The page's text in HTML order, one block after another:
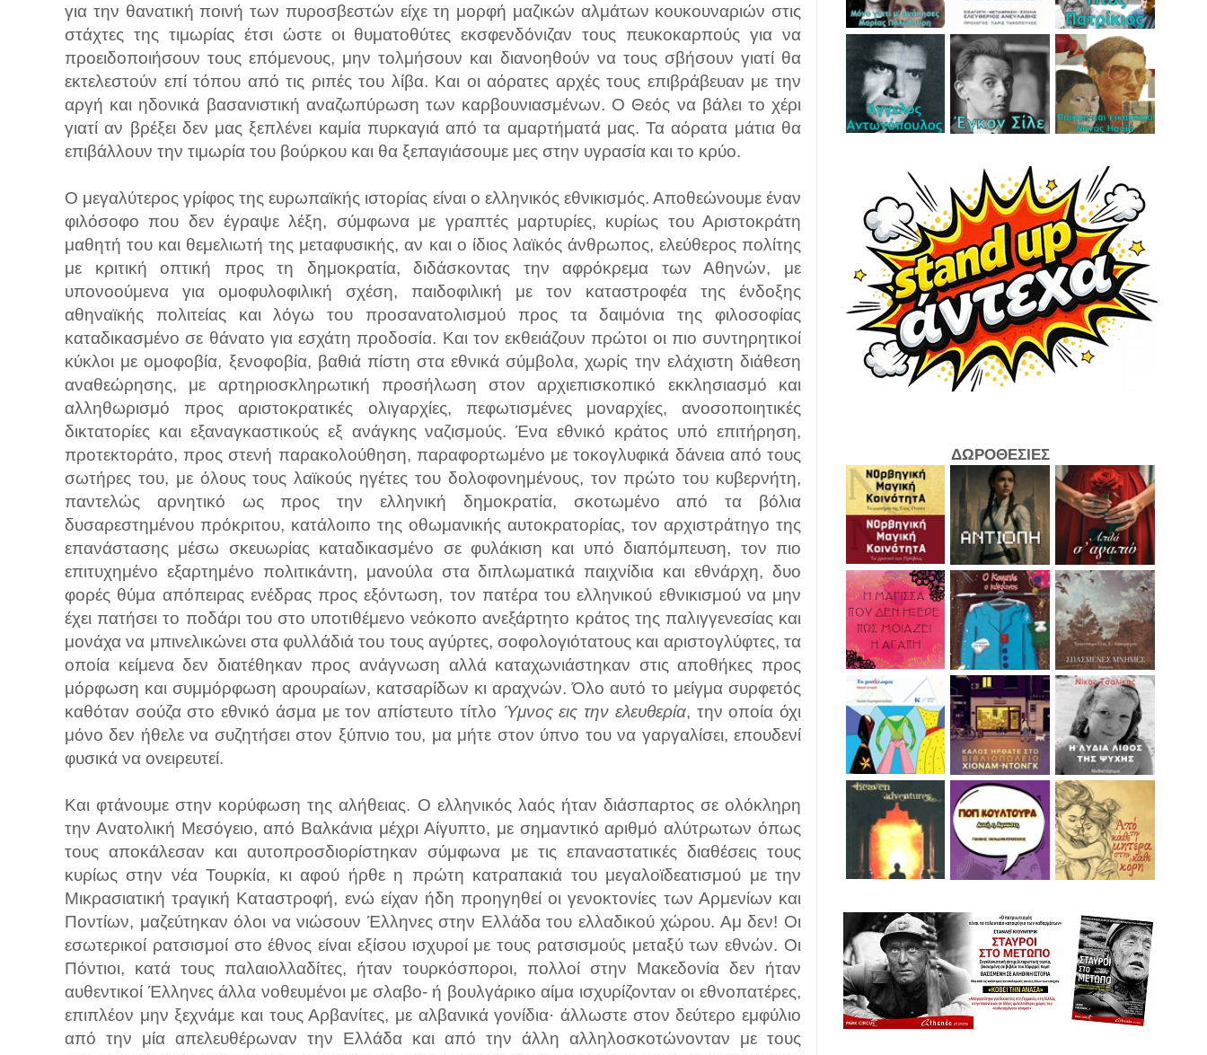
για την θανατική ποινή των πυροσβεστών είχε τη μορφή μαζικών αλμάτων κουκουναριών στις
στάχτες της τιμωρίας έτσι ώστε οι θυματοθύτες εκσφενδόνιζαν τους πευκοκαρπούς για να
προειδοποιήσουν τους επόμενους, μην τολμήσουν και διανοηθούν να τους σβήσουν γιατί θα
εκτελεστούν επί τόπου από τις ριπές του λίβα. Και οι αόρατες αρχές τους επιβράβευαν με την
αργή και ηδονικά βασανιστική αναζωπύρωση των καρβουνιασμένων. Ο Θεός να βάλει το χέρι
γιατί αν βρέξει δεν μας ξεπλένει καμία πυρκαγιά από τα αμαρτήματά μας. Τα αόρατα μάτια θα
επιβάλλουν την τιμωρία του βούρκου και θα ξεπαγιάσουμε μες στην υγρασία και το κρύο.
Ο μεγαλύτερος γρίφος της ευρωπαϊκής ιστορίας είναι ο ελληνικός εθνικισμός. Αποθεώνουμε έναν
φιλόσοφο που δεν έγραψε λέξη, σύμφωνα με γραπτές μαρτυρίες, κυρίως του Αριστοκράτη
μαθητή του και θεμελιωτή της μεταφυσικής, αν και ο ίδιος λαϊκός άνθρωπος, ελεύθερος πολίτης
με κριτική οπτική προς τη δημοκρατία, διδάσκοντας την αφρόκρεμα των Αθηνών, με
υπονοούμενα για ομοφυλοφιλική σχέση, παιδοφιλική με τον καταστροφέα της ένδοξης
αθηναϊκής πολιτείας και λόγω του προσανατολισμού προς τα δαιμόνια της φιλοσοφίας
καταδικασμένο σε θάνατο για εσχάτη προδοσία. Και τον εκθειάζουν πρώτοι οι πιο συντηρητικοί
κύκλοι με ομοφοβία, ξενοφοβία, βαθιά πίστη στα εθνικά σύμβολα, χωρίς την ελάχιστη διάθεση
αναθεώρησης, με αρτηριοσκληρωτική προσήλωση στον αρχιεπισκοπικό εκκλησιασμό και
αλληθωρισμό προς αριστοκρατικές ολιγαρχίες, πεφωτισμένες μοναρχίες, ανοσοποιητικές
δικτατορίες και εξαναγκαστικούς εξ ανάγκης ναζισμούς. Ένα εθνικό κράτος υπό επιτήρηση,
προτεκτοράτο, προς στενή παρακολούθηση, παραφορτωμένο με τοκογλυφικά δάνεια από τους
σωτήρες του, με όλους τους λαϊκούς ηγέτες του δολοφονημένους, τον πρώτο του κυβερνήτη,
παντελώς αρνητικό ως προς την ελληνική δημοκρατία, σκοτωμένο από τα βόλια
δυσαρεστημένου πρόκριτου, κατάλοιπο της οθωμανικής αυτοκρατορίας, τον αρχιστράτηγο της
επανάστασης μέσω σκευωρίας καταδικασμένο σε φυλάκιση και υπό διαπόμπευση, τον πιο
επιτυχημένο εξαρτημένο πολιτικάντη, μανούλα στα διπλωματικά παιχνίδια και εθνάρχη, δυο
φορές θύμα απόπειρας ενέδρας προς εξόντωση, τον πατέρα του ελληνικού εθνικισμού να μην
έχει πατήσει το ποδάρι του στο υποτιθέμενο νεόκοπο ανεξάρτητο κράτος της παλιγγενεσίας και
μονάχα να μπινελικώνει στα φυλλάδιά του τους αγύρτες, σοφολογιότατους και αριστογλύφτες, τα
οποία κείμενα δεν διατέθηκαν προς ανάγνωση αλλά καταχωνιάστηκαν στις αποθήκες προς
μόρφωση και συμμόρφωση αρουραίων, κατσαρίδων κι αραχνών. Όλο αυτό το μείγμα συρφετός
καθόταν σούζα στο εθνικό άσμα με τον απίστευτο τίτλο Ύμνος εις την ελευθερία, την οποία όχι
μόνο δεν ήθελε να συζητήσει στον ξύπνιο του, μα μήτε στον ύπνο του να γαργαλίσει, επουδενί
φυσικά να ονειρευτεί.
Και φτάνουμε στην κορύφωση της αλήθειας. Ο ελληνικός λαός ήταν διάσπαρτος σε ολόκληρη
την Ανατολική Μεσόγειο, από Βαλκάνια μέχρι Αίγυπτο, με σημαντικό αριθμό αλύτρωτων όπως
τους αποκάλεσαν και αυτοπροσδιορίστηκαν σύμφωνα με τις επαναστατικές διαθέσεις τους
κυρίως στην νέα Τουρκία, κι αφού ήρθε η πρώτη κατραπακιά του μεγαλοϊδεατισμού με την
Μικρασιατική τραγική Καταστροφή, ενώ είχαν ήδη προηγηθεί οι γενοκτονίες των Αρμενίων και
Ποντίων, μαζεύτηκαν όλοι να νιώσουν Έλληνες στην Ελλάδα του ελλαδικού χώρου. Αμ δεν! Οι
εσωτερικοί ρατσισμοί στο έθνος είναι εξίσου ισχυροί με τους ρατσισμούς μεταξύ των εθνών. Οι
Πόντιοι, κατά τους παλαιολλαδίτες, ήταν τουρκόσποροι, πολλοί στην Μακεδονία δεν ήταν
αυθεντικοί Έλληνες άλλα νοθευμένοι με σλαβο- ή βουλγάρικο αίμα ισχυρίζονταν οι εθνοπατέρες,
επιπλέον μην ξεχνάμε και τους Αρβανίτες, με αλβανικά γονίδια· άλλωστε στον δεύτερο εμφύλιο
από την μία απελευθέρωναν την Ελλάδα και από την άλλη αλληλοσκοτώνονταν με τους
ΔΩΡΟΘΕΣΙΕΣ